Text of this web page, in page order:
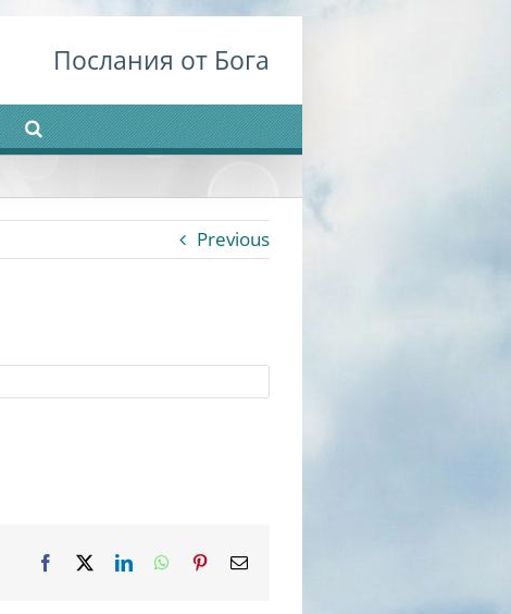
Послания от Бога
Previous
Facebook LinkedInWhatsApp
PinterestEmail